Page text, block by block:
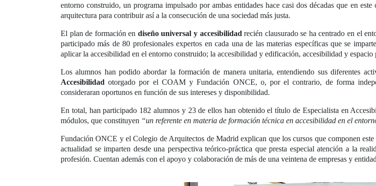
entorno construido, un programa impulsado por ambas entidades hace casi dos décadas que en
arquitectura para contribuir así a la consecución de una sociedad más justa.
El plan de formación en diseño universal y accesibilidad recién clausurado se ha centrado en el
participado más de 80 profesionales expertos en cada una de las materias específicas que se
aplicar la accesibilidad en el entorno construido; la accesibilidad y edificación, accesibilidad y
Los alumnos han podido abordar la formación de manera unitaria, entendiendo sus diferentes
Accesibilidad otorgado por el COAM y Fundación ONCE, o, por el contrario, de forma
consideraran oportunos en función de sus intereses y disponibilidad.
En total, han participado 182 alumnos y 23 de ellos han obtenido el título de Especialista en
módulos, que constituyen “un referente en materia de formación técnica en accesibilidad en el
Fundación ONCE y el Colegio de Arquitectos de Madrid explican que los cursos que componen
actualidad se imparten desde una perspectiva teórico-práctica que presta especial atención a la
profesión. Cuentan además con el apoyo y colaboración de más de una veintena de empresas y